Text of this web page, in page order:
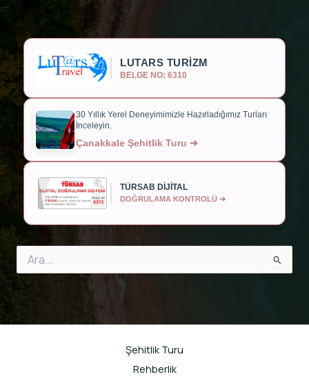
LUTARS TURİZM
BELGE NO: 6310
30 Yıllık Yerel Deneyimimizle Hazırladığımız Turları
İnceleyin.
Çanakkale Şehitlik Turu ➔
TÜRSAB DİJİTAL
DOĞRULAMA KONTROLÜ ➔
for:
Şehitlik Turu
Rehberlik